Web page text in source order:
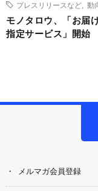
プレスリリースなど
動
モノタロウ、「お届
指定サービス」開始
メルマガ会員登録